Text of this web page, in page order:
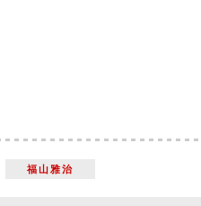
福山雅治